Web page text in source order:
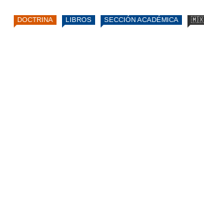
DOCTRINA LIBROS SECCIÓN ACADÉMICA 🇲🇽